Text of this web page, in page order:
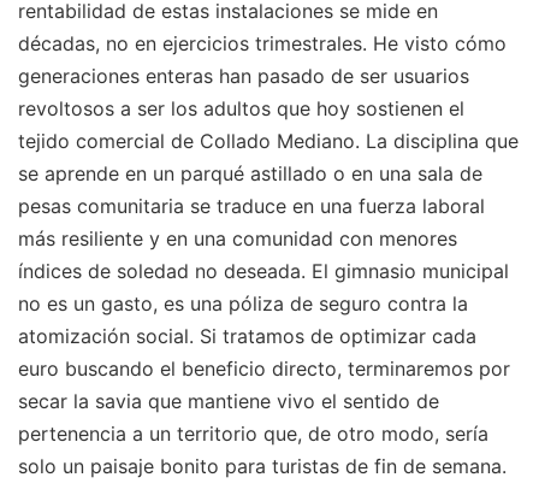
rentabilidad de estas instalaciones se mide en
décadas, no en ejercicios trimestrales. He visto cómo
generaciones enteras han pasado de ser usuarios
revoltosos a ser los adultos que hoy sostienen el
tejido comercial de Collado Mediano. La disciplina que
se aprende en un parqué astillado o en una sala de
pesas comunitaria se traduce en una fuerza laboral
más resiliente y en una comunidad con menores
índices de soledad no deseada. El gimnasio municipal
no es un gasto, es una póliza de seguro contra la
atomización social. Si tratamos de optimizar cada
euro buscando el beneficio directo, terminaremos por
secar la savia que mantiene vivo el sentido de
pertenencia a un territorio que, de otro modo, sería
solo un paisaje bonito para turistas de fin de semana.